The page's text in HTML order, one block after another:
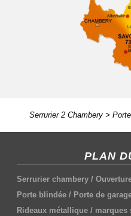
Serrurier 2 Chambery>
PLAN
Serrurier chambery /
Porte blindée / Porte de
Rideaux métallique / marques